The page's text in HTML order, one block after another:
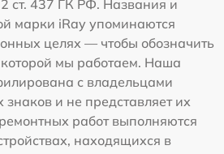
ст. 437 ГК РФ. Названия и
марки iRay упоминаются
целях — чтобы обозначить
мы работаем. Наша
с владельцами
и не представляет их
работ выполняются
находящихся в